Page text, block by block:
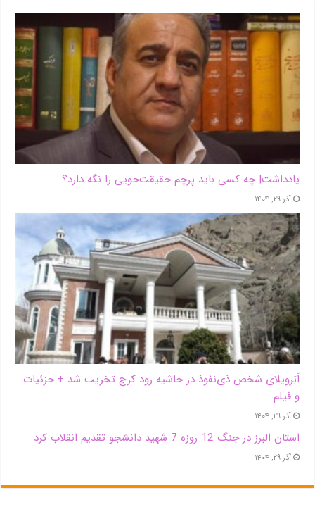
یادداشت| ‌چه کسی باید پرچم حقیقت‌جویی را نگه دارد؟
آذر ۲۹, ۱۴۰۴
اَبَر‌ویلای شخص ذی‌نفوذ در حاشیه‌ رود کرج تخریب شد + جزئیات
و فیلم
آذر ۲۹, ۱۴۰۴
استان البرز در جنگ 12 روزه 7 شهید دانشجو تقدیم انقلاب کرد
آذر ۲۹, ۱۴۰۴